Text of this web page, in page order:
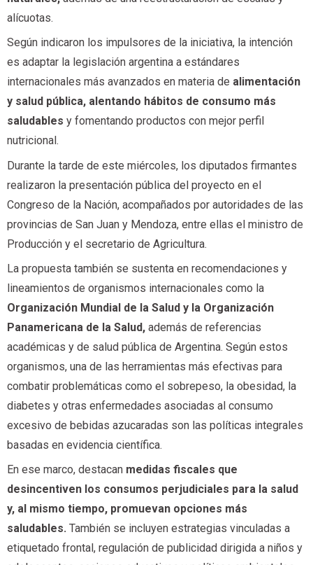
alícuotas.
Según indicaron los impulsores de la iniciativa, la intención
es adaptar la legislación argentina a estándares
internacionales más avanzados en materia de alimentación
y salud pública, alentando hábitos de consumo más
saludables y fomentando productos con mejor perfil
nutricional.
Durante la tarde de este miércoles, los diputados firmantes
realizaron la presentación pública del proyecto en el
Congreso de la Nación, acompañados por autoridades de las
provincias de San Juan y Mendoza, entre ellas el ministro de
Producción y el secretario de Agricultura.
La propuesta también se sustenta en recomendaciones y
lineamientos de organismos internacionales como la
Organización Mundial de la Salud y la Organización
Panamericana de la Salud, además de referencias
académicas y de salud pública de Argentina. Según estos
organismos, una de las herramientas más efectivas para
combatir problemáticas como el sobrepeso, la obesidad, la
diabetes y otras enfermedades asociadas al consumo
excesivo de bebidas azucaradas son las políticas integrales
basadas en evidencia científica.
En ese marco, destacan medidas fiscales que
desincentiven los consumos perjudiciales para la salud
y, al mismo tiempo, promuevan opciones más
saludables. También se incluyen estrategias vinculadas a
etiquetado frontal, regulación de publicidad dirigida a niños y